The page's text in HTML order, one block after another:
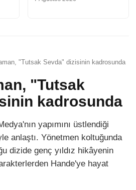
"Tutsak Sevda" dizisinin kadrosunda
"Tutsak
kadrosunda
yapımını üstlendiği
anlaştı. Yönetmen koltuğunda
dizide genç yıldız hikâyenin
Hande'ye hayat